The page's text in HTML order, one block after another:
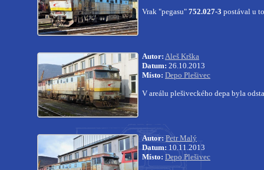
Vrak "pegasu" 752.027-3 postával u
Autor: Aleš Krška
Datum: 26.10.2013
Místo: Depo Plešivec
V areálu plešiveckého depa byla
Autor: Petr Malý
Datum: 10.11.2013
Místo: Depo Plešivec